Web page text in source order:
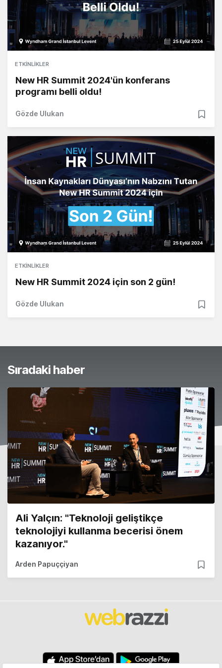
ETKINLIKLER
New HR Summit 2024'ün konferans
programı belli oldu!
Gözde Ulukan
ETKINLIKLER
New HR Summit 2024 için son 2 gün!
Gözde Ulukan
Sıradaki haber
Ali Yalçın: "Teknoloji geliştikçe
teknolojiyi kullanma becerisi önem
kazanıyor."
Arden Papuççiyan